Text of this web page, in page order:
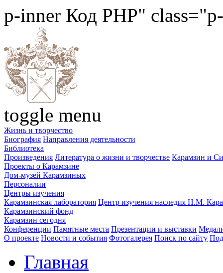
p-inner Код PHP"
toggle menu
Жизнь и творчество
Биография Направления деятельности
Библиотека
Произведения Литература о жизни и творчестве Карамзин и
Проекты о Карамзине
Дом-музей Карамзиных
Персоналии
Центры изучения
Карамзинская лаборатория Центр изучения наследия Н.М.
Карамзинский фонд
Карамзин сегодня
Конференции Памятные места Презентации и выставки
О проекте Новости и события Фотогалерея Поиск по сайту
Главная